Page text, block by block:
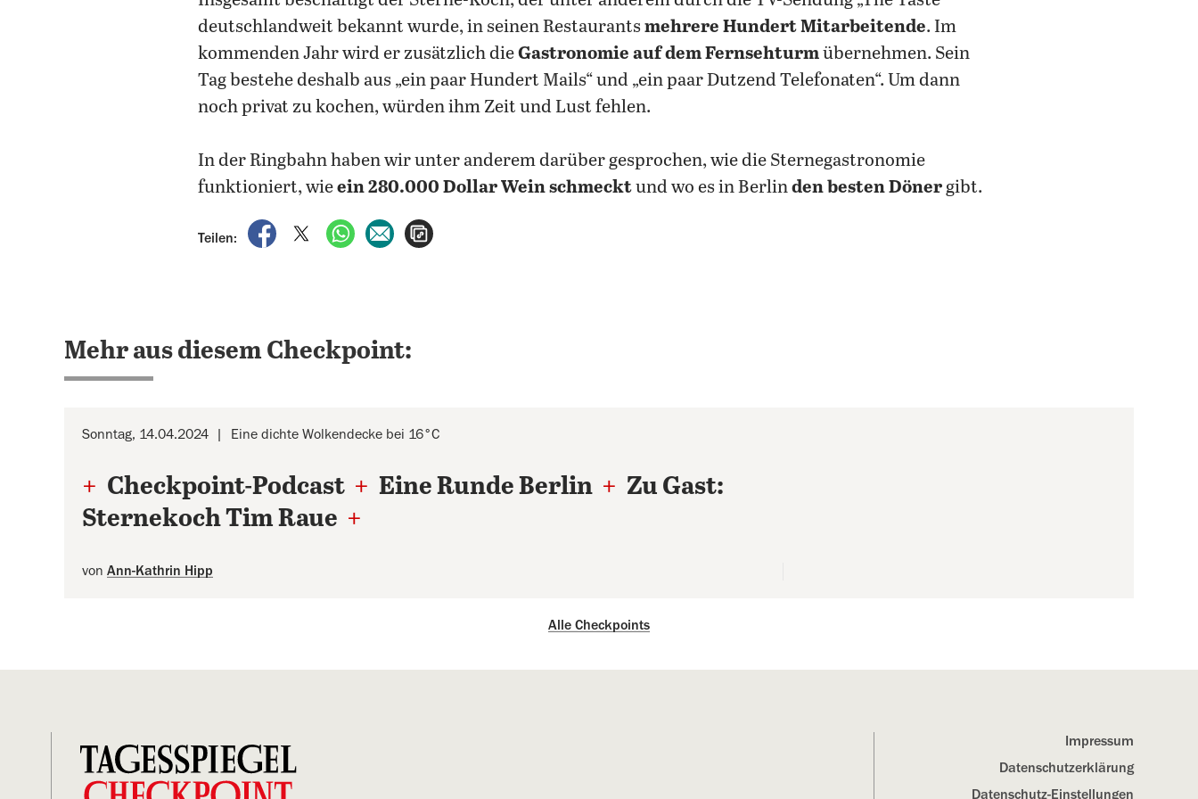
deutschlandweit bekannt wurde, in seinen Restaurantsmehrere Hundert Mitarbeitende. Im
kommenden Jahr wird er zusätzlich dieGastronomie auf dem Fernsehturmübernehmen. Sein
Tag bestehe deshalb aus „ein paar Hundert Mails“ und „ein paar Dutzend Telefonaten“. Um dann
noch privat zu kochen, würden ihm Zeit und Lust fehlen.
In der Ringbahn haben wir unter anderem darüber gesprochen, wie die Sternegastronomie
funktioniert, wieein 280.000 Dollar Wein schmecktund wo es in Berlinden besten Dönergibt.
Teilen:
auf Facebook teilen
auf X teilenper WhatsApp teilen
per E-Mail teilen
Mehr aus diesem Checkpoint:
Sonntag, 14.04.2024 Eine dichte Wolkendecke bei 16°C
+ Checkpoint-Podcast + Eine Runde Berlin + Zu Gast:
Sternekoch Tim Raue +
von Ann-Kathrin Hipp
Alle Checkpoints
Impressum
Datenschutz­erklärung
Datenschutz-Einstellungen